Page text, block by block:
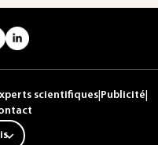
scientifiques Publicité